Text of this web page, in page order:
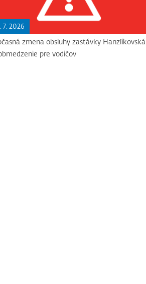
7. 2026
zmena obsluhy zastávky Hanzlíkovská
pre vodičov